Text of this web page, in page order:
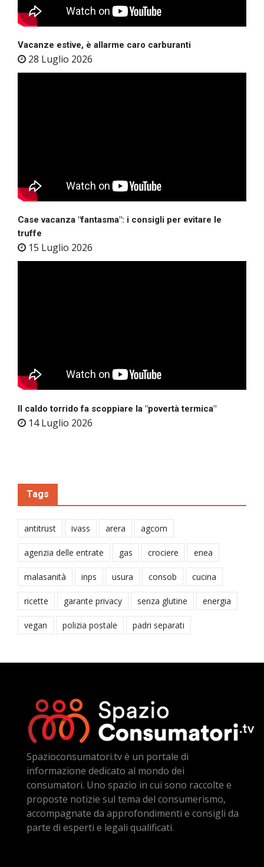
Vacanze estive, è allarme caro carburanti
28 Luglio 2026
Case vacanza "fantasma": i consigli per evitare le
truffe
15 Luglio 2026
Il caldo torrido fa scoppiare la "povertà termica"
14 Luglio 2026
Tags
antitrust ivass arera agcom
agenzia delle entrate gas crociere enea
malasanità inps usura consob cucina
ricette garante privacy senza glutine energia
vegan polizia postale padri separati
Spazioconsumatori.tv è un portale di
informazione dedicato al mondo dei
consumatori. Uno spazio in cui sono raccolte e
proposte notizie sul tema del consumerismo,
accompagnate da approfondimenti e consigli da
parte di esperti e legali qualificati.